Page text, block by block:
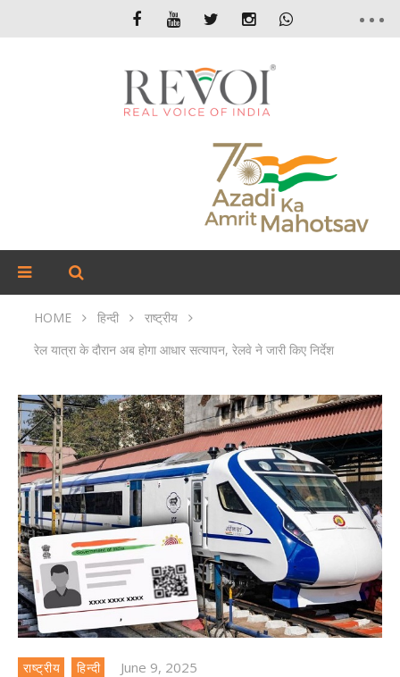
HOME हिन्दी
राष्ट्रीय
रेल यात्रा के दौरान अब होगा आधार सत्यापन, रेलवे ने जारी किए निर्देश
राष्ट्रीय हिन्दी June 9, 2025